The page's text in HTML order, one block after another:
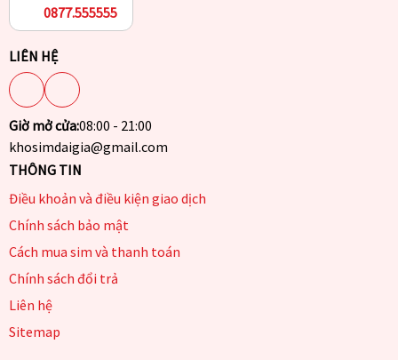
0877.555555
LIÊN HỆ
Giờ mở cửa:08:00 - 21:00
khosimdaigia@gmail.com
THÔNG TIN
Điều khoản và điều kiện giao dịch
Chính sách bảo mật
Cách mua sim và thanh toán
Chính sách đổi trả
Liên hệ
Sitemap